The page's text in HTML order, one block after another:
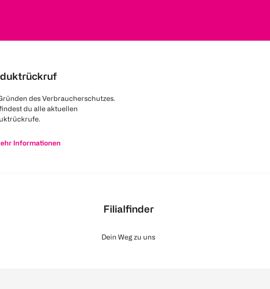
des Verbraucherschutzes.
du alle aktuellen
Informationen
Filialfinder
Dein Weg zu uns